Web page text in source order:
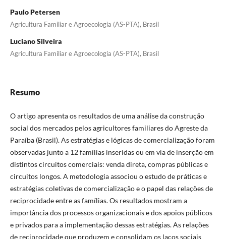
Paulo Petersen
Agricultura Familiar e Agroecologia (AS-PTA), Brasil
Luciano Silveira
Agricultura Familiar e Agroecologia (AS-PTA), Brasil
Resumo
O artigo apresenta os resultados de uma análise da construção
social dos mercados pelos agricultores familiares do Agreste da
Paraíba (Brasil). As estratégias e lógicas de comercialização foram
observadas junto a 12 famílias inseridas ou em via de inserção em
distintos circuitos comerciais: venda direta, compras públicas e
circuitos longos. A metodologia associou o estudo de práticas e
estratégias coletivas de comercialização e o papel das relações de
reciprocidade entre as famílias. Os resultados mostram a
importância dos processos organizacionais e dos apoios públicos
e privados para a implementação dessas estratégias. As relações
de reciprocidade que produzem e consolidam os laços sociais